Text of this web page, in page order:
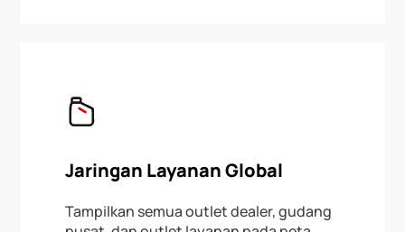
Jaringan Layanan Global
Tampilkan semua outlet dealer, gudang